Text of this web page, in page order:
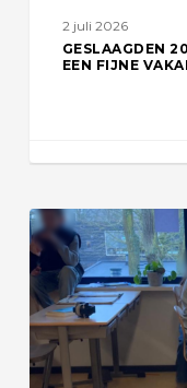
2 juli 2026
GESLAAGDEN
EEN FIJNE
Lexi
wint
prijsvraag
tijdens
open
dag